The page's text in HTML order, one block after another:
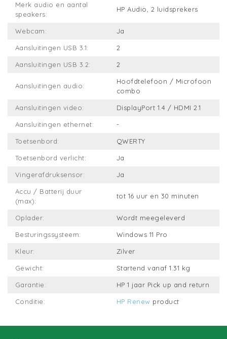
Merk audio en aantal
speakers:
HP Audio, 2 luidsprekers
Webcam: Ja
Aansluitingen USB 3.1: 2
Aansluitingen USB 3.2: 2
Aansluitingen audio:
Hoofdtelefoon / Microfoon
combo
Aansluitingen video: DisplayPort 1.4 / HDMI 2.1
Aansluitingen ethernet: -
Toetsenbord: QWERTY
Toetsenbord verlicht: Ja
Vingerafdruksensor: Ja
Accu / Batterij duur
(max):
tot 16 uur en 30 minuten
Oplader: Wordt meegeleverd
Besturingssysteem: Windows 11 Pro
Kleur: Zilver
Gewicht: Startend vanaf 1.31 kg
Garantie: HP 1 jaar Pick up and return
Conditie: HP Renew product